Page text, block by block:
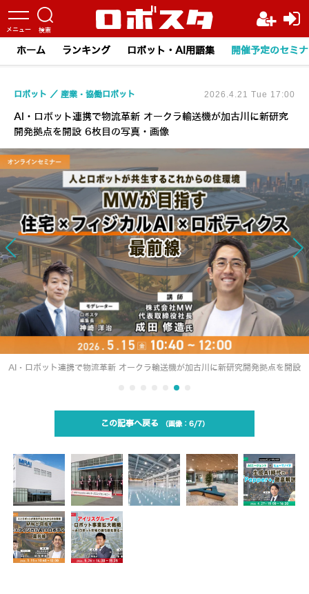
ホーム ランキング ロボット・AI用語集 開催予定のセミ
AI・ロボット連携で物流革新 オークラ輸送機が加古川に新研究
開発拠点を開設 6枚目の写真・画像
ロボット 産業・協働ロボット 2026.4.21 Tue 17:00
AI・ロボット連携で物流革新 オークラ輸送機が加古川に新研究開発拠点を開設
この記事へ戻る 6/7